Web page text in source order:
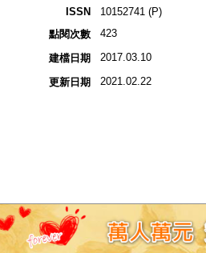
ISSN
10152741 (P)
點閱次數
423
建檔日期 2017.03.10
更新日期 2021.02.22